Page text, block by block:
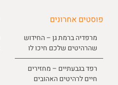
פוסטים אחרונים
מרפדיה ברמת גן – החידוש
שהרהיטים שלכם חיכו לו
רפד בגבעתיים – מחזירים
חיים לרהיטים האהובים